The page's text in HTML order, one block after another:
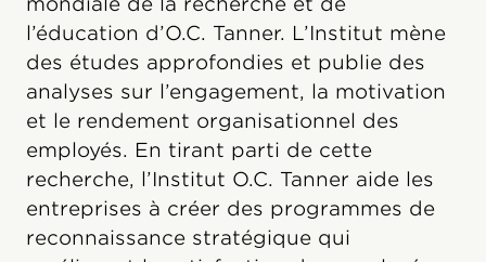
l’éducation d’O.C. Tanner. L’Institut mène
des études approfondies et publie des
analyses sur l’engagement, la motivation
et le rendement organisationnel des
employés. En tirant parti de cette
recherche, l’Institut O.C. Tanner aide les
entreprises à créer des programmes de
reconnaissance stratégique qui